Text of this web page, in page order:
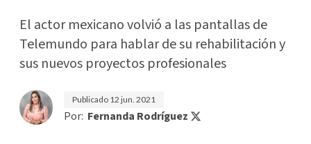
El actor mexicano volvió a las pantallas de
Telemundo para hablar de su rehabilitación y
sus nuevos proyectos profesionales
Publicado 12 jun. 2021
Por: Fernanda Rodríguez